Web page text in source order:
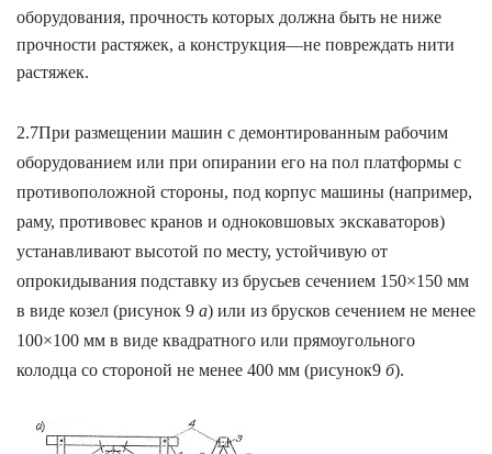
оборудования, прочность которых должна быть не ниже
прочности растяжек, а конструкция—не повреждать нити
растяжек.
2.7При размещении машин с демонтированным рабочим
оборудованием или при опирании его на пол платформы с
противоположной стороны, под корпус машины (например,
раму, противовес кранов и одноковшовых экскаваторов)
устанавливают высотой по месту, устойчивую от
опрокидывания подставку из брусьев сечением 150×150 мм
в виде козел (рисунок 9 а) или из брусков сечением не менее
100×100 мм в виде квадратного или прямоугольного
колодца со стороной не менее 400 мм (рисунок9 б).